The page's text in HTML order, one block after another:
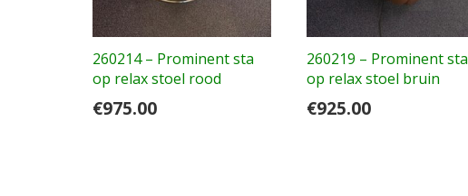
260214 – Prominent sta
op relax stoel rood
€975.00
260219 – Prominent sta
op relax stoel bruin
€925.00